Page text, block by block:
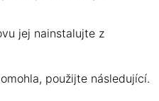
jej nainstalujte z
použijte následující.